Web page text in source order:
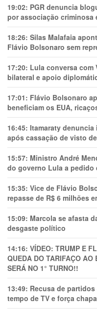
19:02: PGR denuncia
por associação criminosa
18:26: Silas Malafaia
Flávio Bolsonaro sem
17:20: Lula conversa com
bilateral e apoio
17:01: Flávio Bolsonaro
beneficiam os EUA,
16:45: Itamaraty denuncia
após cassação de visto
15:57: Ministro André
do governo Lula a pedido
15:35: Vice de Flávio
repasse de R$ 6 milhões
15:09: Marcola se afasta
desgaste político
14:16: VÍDEO: TRUMP E
QUEDA DO TARIFAÇO
SERÁ NO 1° TURNO!!
13:49: Recusa de
tempo de TV e força